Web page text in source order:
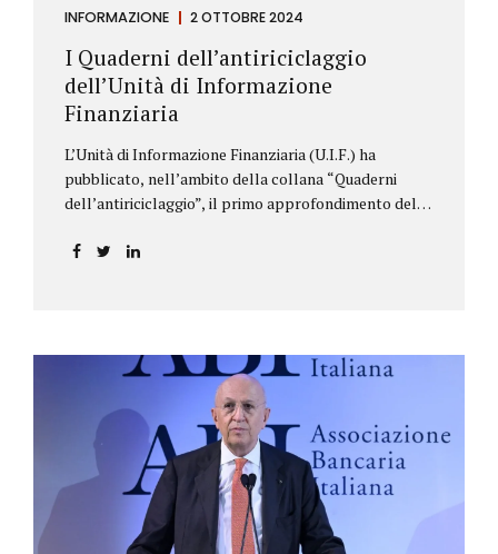
INFORMAZIONE 2 OTTOBRE 2024
I Quaderni dell’antiriciclaggio
dell’Unità di Informazione
Finanziaria
L’Unità di Informazione Finanziaria (U.I.F.) ha
pubblicato, nell’ambito della collana “Quaderni
dell’antiriciclaggio”, il primo approfondimento del
aggiornamenti della normativa e della
riguardano le novità nella disciplina internazionale e
nazionale, e forniscono informazioni su
eventuali consultazioni pubbliche e su pronunce di
particolare rilevanza emesse nell’esercizio
dell’attività giurisdizionale. In questo numero
l’approfondimento è dedicato, in particolare: alla
recente normativa della UE sugli obblighi
antiriciclaggio (c.d. AML Package), tra cui il
Regolamento Antiriciclaggio e la Direttiva AML;